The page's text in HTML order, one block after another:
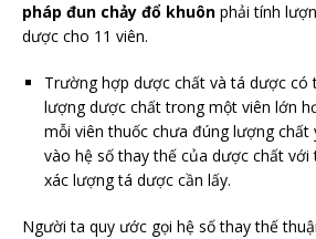
pháp đun chảy đổ khuôn phải tính
dược cho 11 viên.
Trường hợp dược chất và tá dược có
lượng dược chất trong một viên lớn
mỗi viên thuốc chưa đúng lượng chất
vào hệ số thay thế của dược chất với
xác lượng tá dược cần lấy.
Người ta quy ước gọi hệ số thay thế